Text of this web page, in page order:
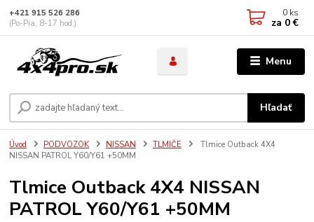
Menu
Hľadať
+421 915 526 286
(Po-Pia, 8-17 hod.)
0 ks
za 0 €
Úvod PODVOZOK NISSAN TLMIČE
Tlmice Outback 4X4
NISSAN PATROL Y60/Y61 +50MM
Tlmice Outback 4X4 NISSAN
PATROL Y60/Y61 +50MM